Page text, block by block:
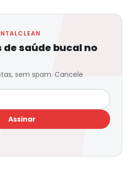
de saúde bucal no
sem spam. Cancele
Assinar